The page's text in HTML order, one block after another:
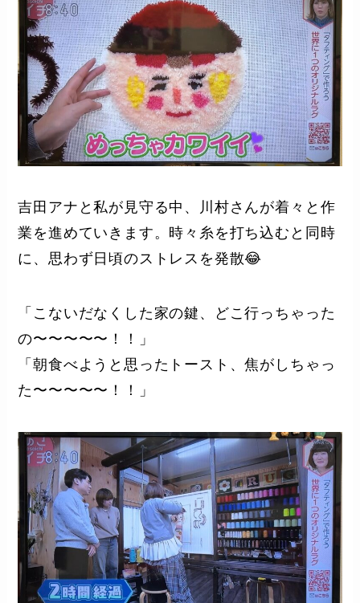
吉田アナと私が見守る中、川村さんが着々と作
業を進めていきます。時々糸を打ち込むと同時
に、思わず日頃のストレスを発散😂
「こないだなくした家の鍵、どこ行っちゃった
の〜〜〜〜〜！！」
「朝食べようと思ったトースト、焦がしちゃっ
た〜〜〜〜〜！！」